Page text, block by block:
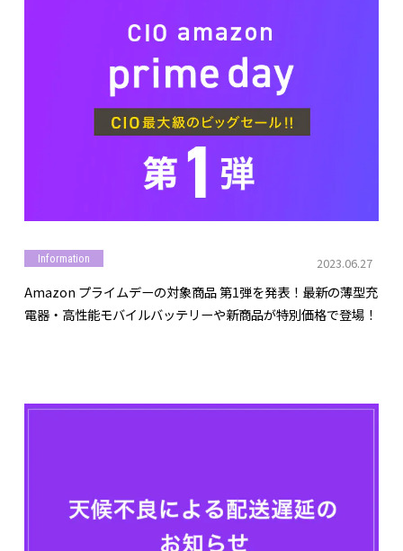
Information 2023.06.27
Amazon プライムデーの対象商品 第1弾を発表！最新の薄型充
電器・高性能モバイルバッテリーや新商品が特別価格で登場！